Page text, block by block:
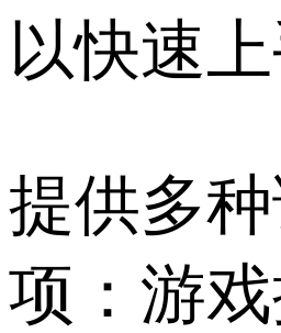
以快速上
提供多
项：游